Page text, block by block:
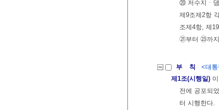
⑳ 저수지ㆍ
제9조제2항
조제4항, 제
㉑부터 ㉓까
부 칙
<대
제1조(시행일)
전에 공포되
터 시행한다.